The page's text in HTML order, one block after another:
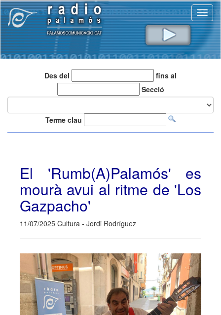
Des del
fins al
Secció
Terme clau
El 'Rumb(A)Palamós' es
mourà avui al ritme de 'Los
Gazpacho'
11/07/2025 Cultura - Jordi Rodríguez